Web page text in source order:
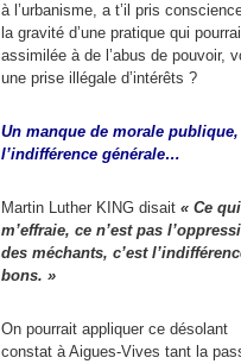
à l’urbanisme, a t’il pris
la gravité d’une pratique qui
assimilée à de l’abus de pouvoir,
une prise illégale d’intérêts ?
Un manque de morale
l’indifférence générale…
Martin Luther KING disait « Ce qui
m’effraie, ce n’est pas
des méchants, c’est
bons. »
On pourrait appliquer ce désolant
constat à Aigues-Vives tant la